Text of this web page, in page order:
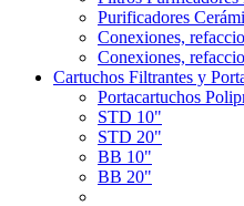
Purificadores
Conexiones,
Conexiones,
Cartuchos Filtrantes y
Portacartuchos
STD 10"
STD 20"
BB 10"
BB 20"